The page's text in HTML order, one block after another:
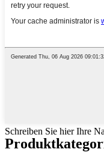
Schreiben Sie hier Ihre